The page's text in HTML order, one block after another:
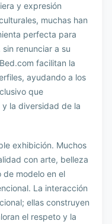
y expresión
muchas han
perfecta para
renunciar a su
facilitan la
ayudando a los
que
la diversidad de la
exhibición. Muchos
con arte, belleza
modelo en el
La interacción
ellas construyen
el respeto y la